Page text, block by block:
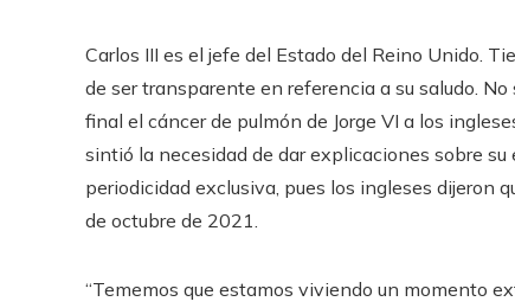
Carlos III es el jefe del Estado del Reino Unido.
de ser transparente en referencia a su saludo.
final el cáncer de pulmón de Jorge VI a los
sintió la necesidad de dar explicaciones sobre
periodicidad exclusiva, pues los ingleses dijeron
de octubre de 2021.
“Tememos que estamos viviendo un momento